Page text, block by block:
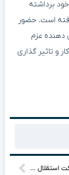
برداشته
است. حضور
دهنده عزم
و تاثیر گذاری
بوژوویچ از نیمکت استقلال تا انتقاد از فیفا و یوفا: من سرمربی بزرگترین باشگاه ایران بودم